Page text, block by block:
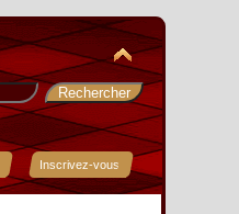
Inscrivez-vous